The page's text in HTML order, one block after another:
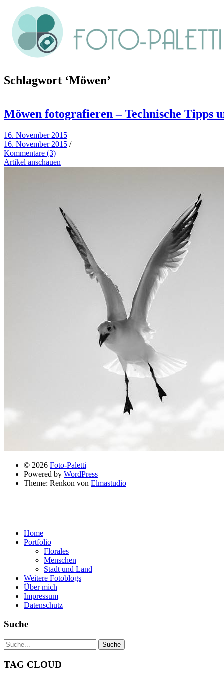
Schlagwort ‘Möwen’
Möwen fotografieren – Technische Tipps
16. November 2015
16. November 2015 /
Kommentare (3)
Artikel anschauen
© 2026 Foto-Paletti
Powered by WordPress
Theme: Renkon von Elmastudio
Home
Portfolio
Florales
Menschen
Stadt und Land
Weitere Fotoblogs
Über mich
Impressum
Datenschutz
Suche
TAG CLOUD